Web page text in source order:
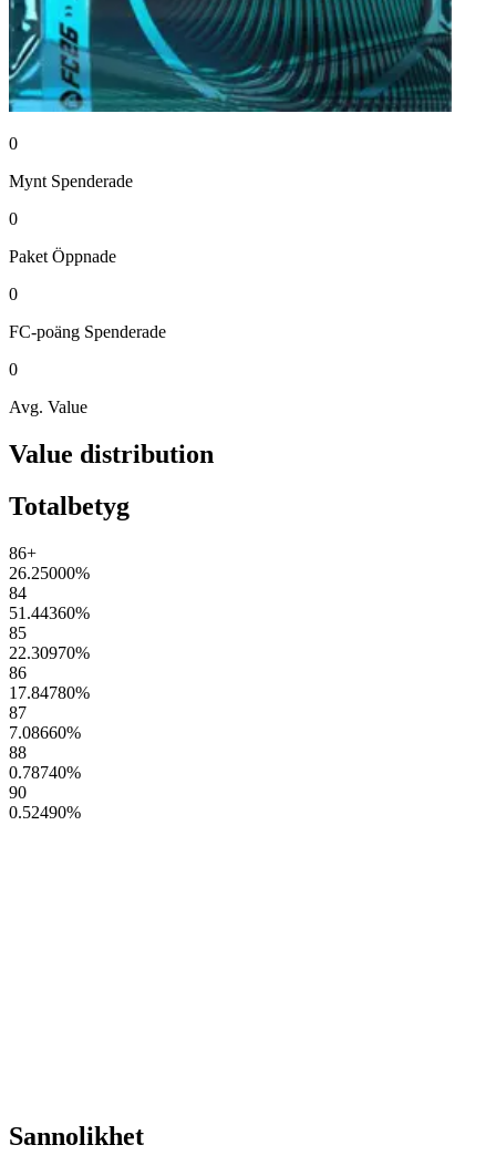
0
Mynt Spenderade
0
Paket Öppnade
0
FC-poäng Spenderade
0
Avg. Value
Value distribution
Totalbetyg
86+
26.25000%
84
51.44360%
85
22.30970%
86
17.84780%
87
7.08660%
88
0.78740%
90
0.52490%
Sannolikhet